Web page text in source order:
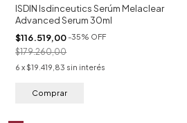
ISDIN Isdinceutics Serúm Melaclear
Advanced Serum 30ml
$116.519,00-35% OFF
$179.260,00
6 x $19.419,83 sin interés
Comprar